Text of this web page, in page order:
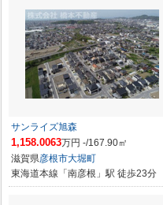
サンライズ旭森
1,158.0063万円 -/167.90㎡
滋賀県彦根市大堀町
東海道本線「南彦根」駅 徒歩23分